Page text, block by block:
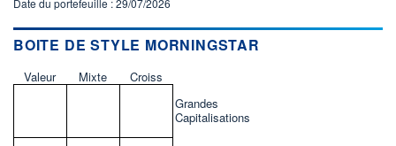
Date du portefeuille : 29/07/2026
BOITE DE STYLE MORNINGSTAR
Valeur Mixte
Croiss
Grandes
Capitalisations